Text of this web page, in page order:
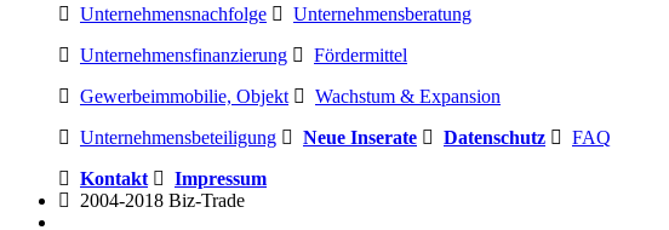
Unternehmensnachfolge
Unternehmensberatung
Unternehmensfinanzierung
Fördermittel
Gewerbeimmobilie, Objekt
Wachstum & Expansion
Unternehmensbeteiligung
Neue Inserate Datenschutz
FAQ
Kontakt
Impressum
2004-2018 Biz-Trade